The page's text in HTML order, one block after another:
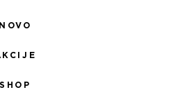
NOVO
SHOP